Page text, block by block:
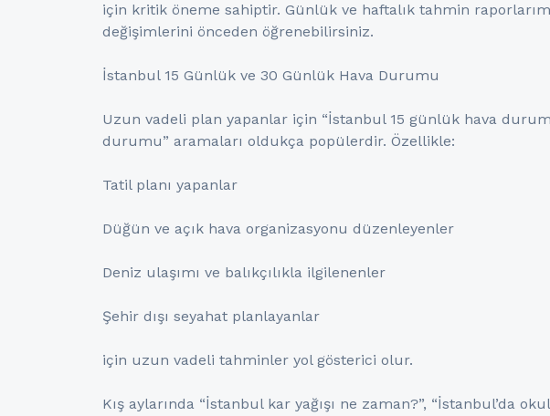
için kritik öneme sahiptir. Günlük ve haftalık tahmin
değişimlerini önceden öğrenebilirsiniz.
İstanbul 15 Günlük ve 30 Günlük Hava Durumu
Uzun vadeli plan yapanlar için “İstanbul 15 günlük hava
durumu” aramaları oldukça popülerdir. Özellikle:
Tatil planı yapanlar
Düğün ve açık hava organizasyonu düzenleyenler
Deniz ulaşımı ve balıkçılıkla ilgilenenler
Şehir dışı seyahat planlayanlar
için uzun vadeli tahminler yol gösterici olur.
Kış aylarında “İstanbul kar yağışı ne zaman?”, “İstanbul’da